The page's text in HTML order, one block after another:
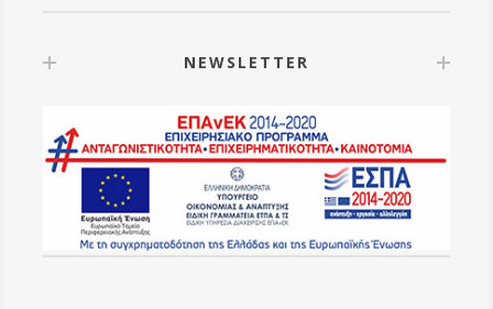
NEWSLETTER